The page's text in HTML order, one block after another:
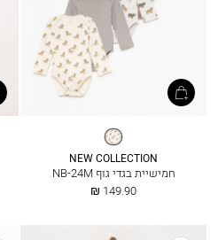
אפור
בהיר
מלאנז’
NEW COLLECTION
חמישיית בגדי גוף NB-24M
החל
149.90 ₪